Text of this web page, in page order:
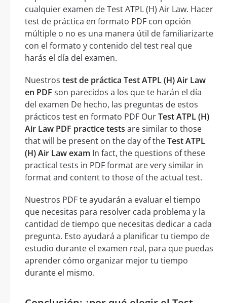
cualquier examen de Test ATPL (H) Air Law. Hacer
test de práctica en formato PDF con opción
múltiple o no es una manera útil de familiarizarte
con el formato y contenido del test real que
harás el día del examen.
Nuestros test de práctica Test ATPL (H) Air Law
en PDF son parecidos a los que te harán el día
del examen De hecho, las preguntas de estos
prácticos test en formato PDF OurTest ATPL (H)
Air Law PDF practice tests are similar to those
that will be present on the day of theTest ATPL
(H) Air Law exam In fact, the questions of these
practical tests in PDF format are very similar in
format and content to those of the actual test.
Nuestros PDF te ayudarán a evaluar el tiempo
que necesitas para resolver cada problema y la
cantidad de tiempo que necesitas dedicar a cada
pregunta. Esto ayudará a planificar tu tiempo de
estudio durante el examen real, para que puedas
aprender cómo organizar mejor tu tiempo
durante el mismo.